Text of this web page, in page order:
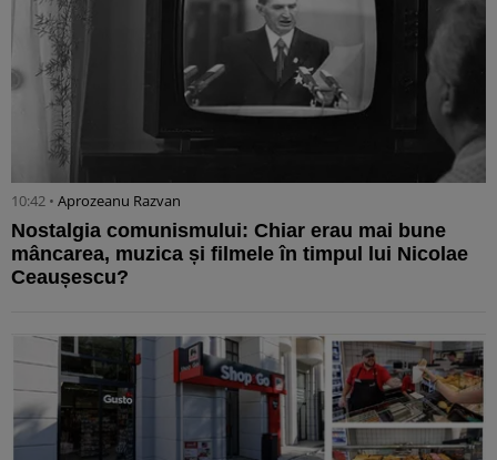
10:42 • Aprozeanu Razvan
Nostalgia comunismului: Chiar erau mai bune
mâncarea, muzica și filmele în timpul lui Nicolae
Ceaușescu?